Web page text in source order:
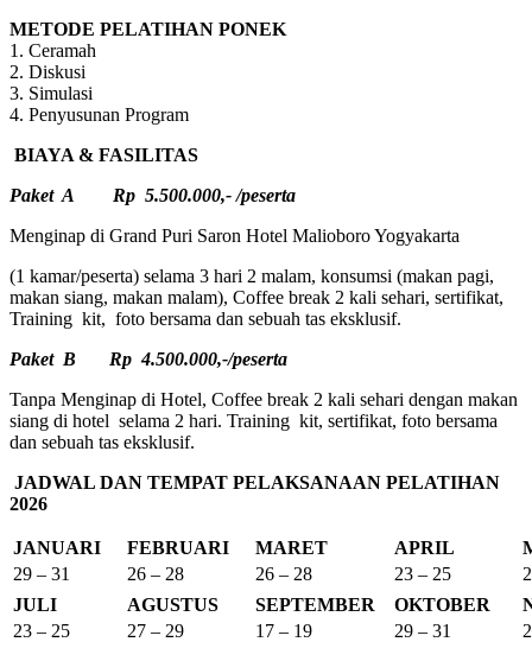
METODE PELATIHAN PONEK
1. Ceramah
2. Diskusi
3. Simulasi
4. Penyusunan Program
BIAYA & FASILITAS
Paket A Rp 5.500.000,- /peserta
Menginap di Grand Puri Saron Hotel Malioboro Yogyakarta
(1 kamar/peserta) selama 3 hari 2 malam, konsumsi (makan pagi,
makan siang, makan malam), Coffee break 2 kali sehari, sertifikat,
Training kit, foto bersama dan sebuah tas eksklusif.
Paket B Rp 4.500.000,-/peserta
Tanpa Menginap di Hotel, Coffee break 2 kali sehari dengan makan
siang di hotel selama 2 hari. Training kit, sertifikat, foto bersama
dan sebuah tas eksklusif.
JADWAL DAN TEMPAT PELAKSANAAN PELATIHAN
2026
JANUARI FEBRUARI MARET APRIL
29 – 31
26 – 28 26 – 28 23 – 25
JULI
AGUSTUS SEPTEMBER OKTOBER
23 – 25
27 – 29 17 – 19 29 – 31